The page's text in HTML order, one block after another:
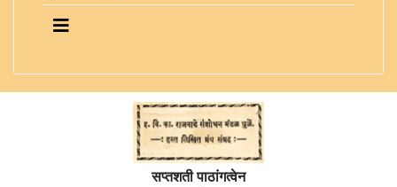
सप्तशती पाठांगत्वेन